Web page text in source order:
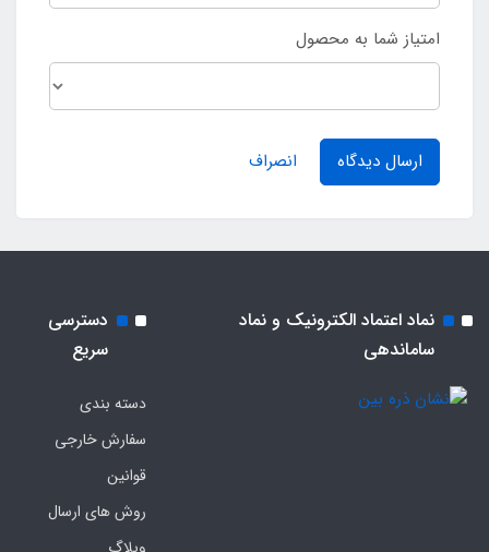
امتیاز شما به محصول
ارسال دیدگاه انصراف
نماد اعتماد الکترونیک و نماد
ساماندهی
دسترسی
سریع
دسته بندی
سفارش خارجی
قوانین
روش های ارسال